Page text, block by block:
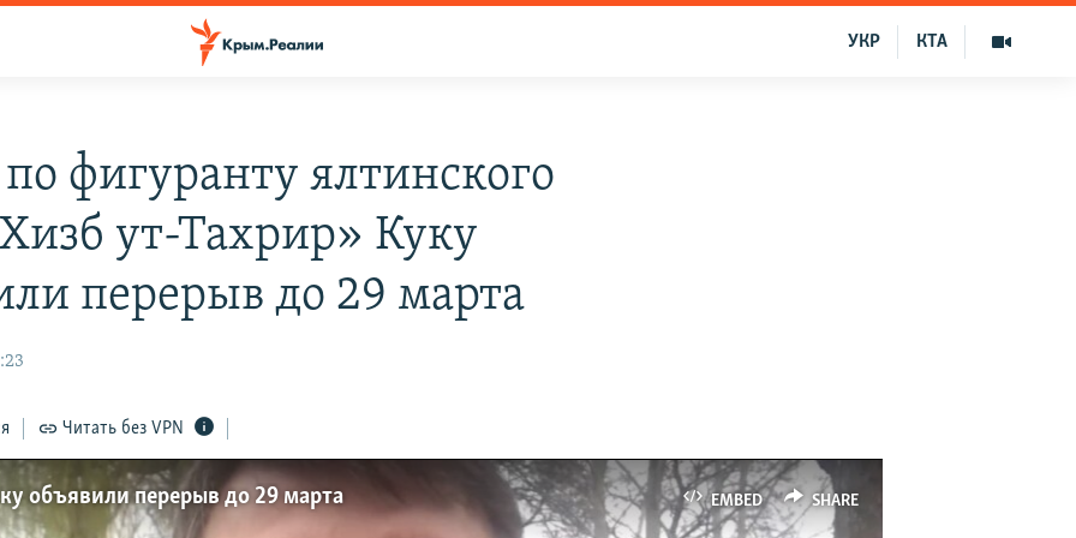
КТА
УКР
по фигуранту ялтинского
ут-Тахрир» Куку
перерыв до 29 марта
Читать без VPN
EMBED SHARE
объявили перерыв до 29 марта